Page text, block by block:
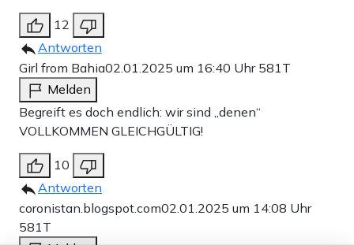
12
Antworten
Girl from Bahia02.01.2025 um 16:40 Uhr 581T
Melden
Begreift es doch endlich: wir sind „denen“
VOLLKOMMEN GLEICHGÜLTIG!
10
Antworten
coronistan.blogspot.com02.01.2025 um 14:08 Uhr
581T